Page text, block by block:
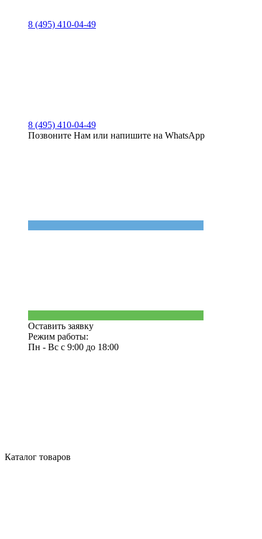
8 (495) 410-04-49
8 (495) 410-04-49
Позвоните Нам или напишите на WhatsApp
Оставить заявку
Режим работы:
Пн - Вс с 9:00 до 18:00
Каталог товаров